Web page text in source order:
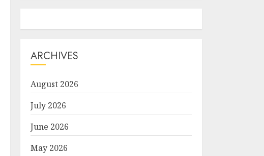
ARCHIVES
August 2026
July 2026
June 2026
May 2026